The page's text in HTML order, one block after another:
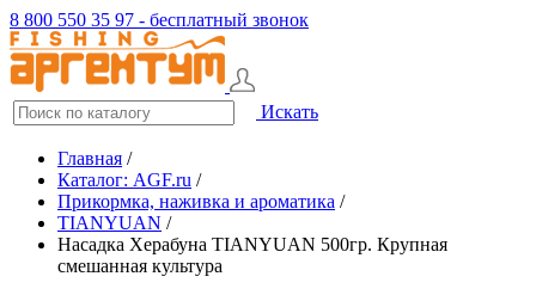
8 800 550 35 97 - бесплатный звонок
Искать
Главная /
Каталог: AGF.ru /
Прикормка, наживка и ароматика /
TIANYUAN /
Насадка Херабуна TIANYUAN 500гр. Крупная
смешанная культура